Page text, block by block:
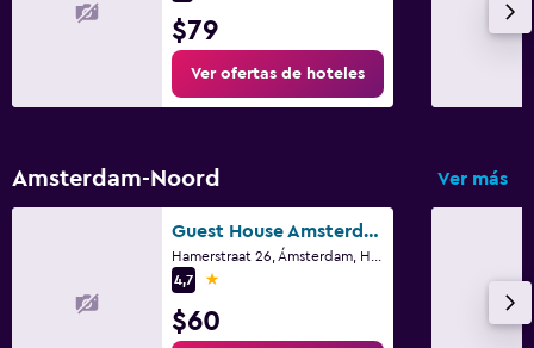
$79
Ver ofertas de hoteles
Amsterdam-Noord Ver más
Guest House Amsterdam
4,7
1 estrella
$60